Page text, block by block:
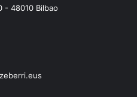
- 48010 Bilbao